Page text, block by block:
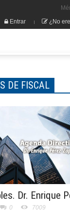
Entrar
¿No
DE FISCAL
Dr. Enrique
0 7009